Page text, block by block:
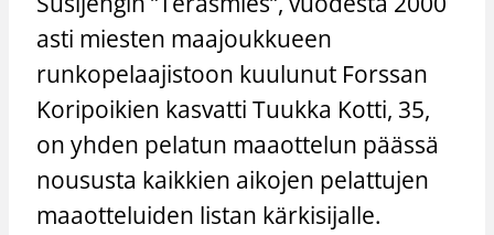
asti miesten maajoukkueen
runkopelaajistoon kuulunut Forssan
Koripoikien kasvatti Tuukka Kotti, 35,
on yhden pelatun maaottelun päässä
noususta kaikkien aikojen pelattujen
maaotteluiden listan kärkisijalle.